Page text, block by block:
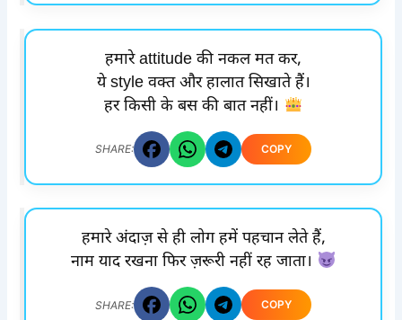
हमारे attitude की नकल मत कर,
ये style वक्त और हालात सिखाते हैं।
हर किसी के बस की बात नहीं।
SHARE: COPY
हमारे अंदाज़ से ही लोग हमें पहचान लेते हैं,
नाम याद रखना फिर ज़रूरी नहीं रह जाता।
SHARE: COPY